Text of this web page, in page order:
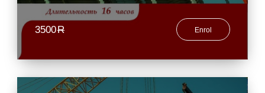
3500R Enrol